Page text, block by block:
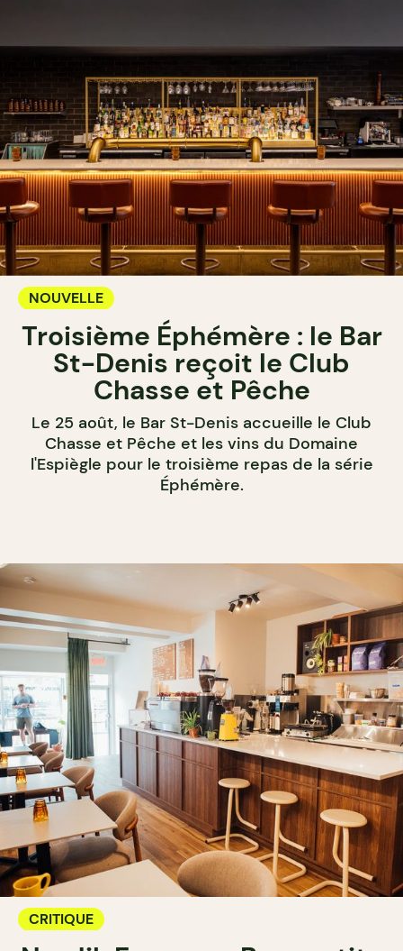
NOUVELLE
Troisième Éphémère : le Bar
St-Denis reçoit le Club
Chasse et Pêche
Le 25 août, le Bar St-Denis accueille le Club
Chasse et Pêche et les vins du Domaine
l'Espiègle pour le troisième repas de la série
Éphémère.
CRITIQUE